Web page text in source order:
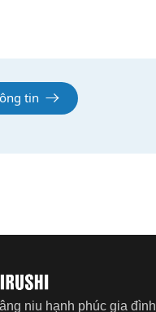
tin
niu hạnh phúc gia đình